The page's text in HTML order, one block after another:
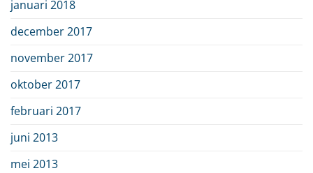
januari 2018
december 2017
november 2017
oktober 2017
februari 2017
juni 2013
mei 2013